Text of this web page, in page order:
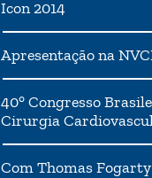
Icon 2014
Apresentação na
40° Congresso
Cirurgia
Com Thomas Fogarty